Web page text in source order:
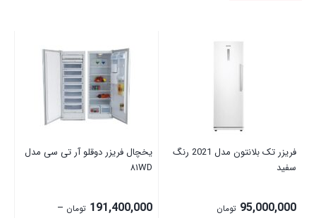
فریزر تک بلانتون مدل 2021 رنگ
سفید
95,000,000 تومان
یخچال فریزر دوقلو آر تی سی مدل
۸۱WD
191,400,000 تومان –